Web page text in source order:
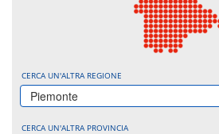
CERCA UN'ALTRA REGIONE
Piemonte
CERCA UN'ALTRA PROVINCIA